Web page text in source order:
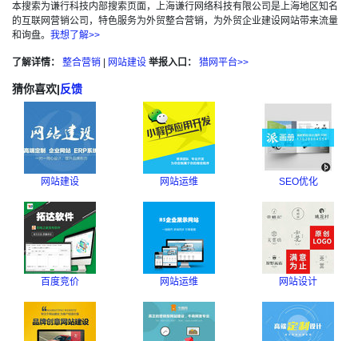
本搜索为谦行科技内部搜索页面，上海谦行网络科技有限公司是上海地区知名
的互联网营销公司，特色服务为外贸整合营销，为外贸企业建设网站带来流量
和询盘。 我想了解>>
了解详情： 整合营销 网站建设 举报入口： 猎网平台>>
猜你喜欢|反馈
网站建设 网站运维 SEO优化
百度竞价 网站运维 网站设计